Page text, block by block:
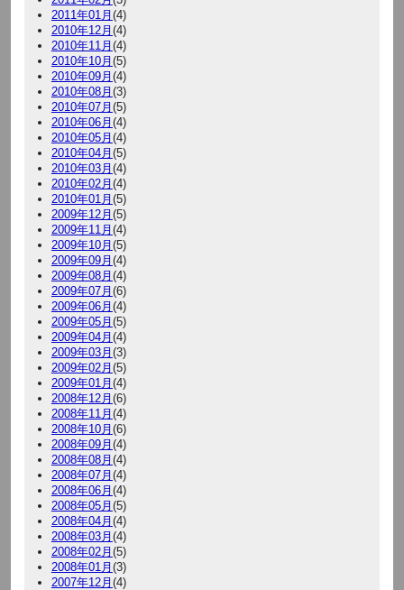
2011年01月 (4)
2010年12月 (4)
2010年11月 (4)
2010年10月 (5)
2010年09月 (4)
2010年08月 (3)
2010年07月 (5)
2010年06月 (4)
2010年05月 (4)
2010年04月 (5)
2010年03月 (4)
2010年02月 (4)
2010年01月 (5)
2009年12月 (5)
2009年11月 (4)
2009年10月 (5)
2009年09月 (4)
2009年08月 (4)
2009年07月 (6)
2009年06月 (4)
2009年05月 (5)
2009年04月 (4)
2009年03月 (3)
2009年02月 (5)
2009年01月 (4)
2008年12月 (6)
2008年11月 (4)
2008年10月 (6)
2008年09月 (4)
2008年08月 (4)
2008年07月 (4)
2008年06月 (4)
2008年05月 (5)
2008年04月 (4)
2008年03月 (4)
2008年02月 (5)
2008年01月 (3)
2007年12月 (4)